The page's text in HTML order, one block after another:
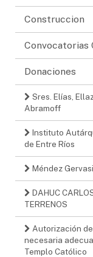
Construccion
Convocatorias
Donaciones
Sres. Elías,
Abramoff
Instituto
de Entre Ríos
Méndez
DAHUC
TERRENOS
Autorización
necesaria
Templo Católico